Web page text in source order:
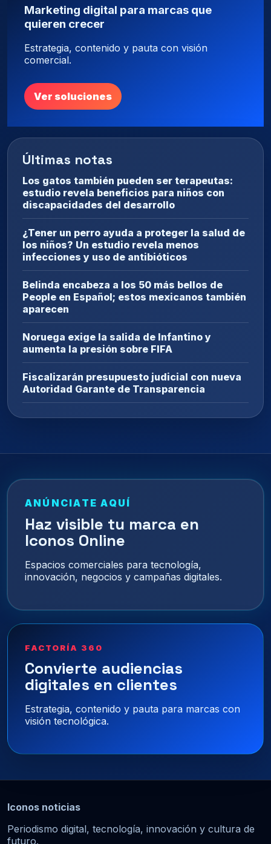
Marketing digital para marcas que
quieren crecer
Estrategia, contenido y pauta con visión
comercial.
Ver soluciones
Últimas notas
Los gatos también pueden ser terapeutas:
estudio revela beneficios para niños con
discapacidades del desarrollo
¿Tener un perro ayuda a proteger la salud de
los niños? Un estudio revela menos
infecciones y uso de antibióticos
Belinda encabeza a los 50 más bellos de
People en Español; estos mexicanos también
aparecen
Noruega exige la salida de Infantino y
aumenta la presión sobre FIFA
Fiscalizarán presupuesto judicial con nueva
Autoridad Garante de Transparencia
ANÚNCIATE AQUÍ
Haz visible tu marca en
Iconos Online
Espacios comerciales para tecnología,
innovación, negocios y campañas digitales.
FACTORÍA 360
Convierte audiencias
digitales en clientes
Estrategia, contenido y pauta para marcas con
visión tecnológica.
Iconos noticias
Periodismo digital, tecnología, innovación y cultura de
futuro.